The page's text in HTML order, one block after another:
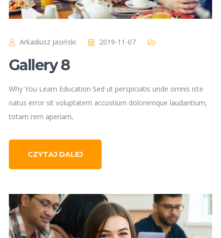
Arkadiusz Jasiński 2019-11-07
Gallery 8
Why You Learn Education Sed ut perspiciatis unde omnis iste
natus error sit voluptatem accustium doloremque laudantium,
totam rem aperiam,
CZYTAJ DALEJ